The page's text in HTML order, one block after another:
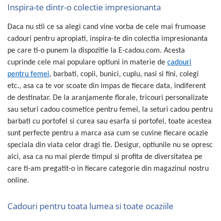
Inspira-te dintr-o colectie impresionanta
Daca nu stii ce sa alegi cand vine vorba de cele mai frumoase
cadouri pentru apropiati, inspira-te din colectia impresionanta
pe care ti-o punem la dispozitie la E-cadou.com. Acesta
cuprinde cele mai populare optiuni in materie de cadouri
pentru femei, barbati, copii, bunici, cuplu, nasi si fini, colegi
etc., asa ca te vor scoate din impas de fiecare data, indiferent
de destinatar. De la aranjamente florale, tricouri personalizate
sau seturi cadou cosmetice pentru femei, la seturi cadou pentru
barbati cu portofel si curea sau esarfa si portofel, toate acestea
sunt perfecte pentru a marca asa cum se cuvine fiecare ocazie
speciala din viata celor dragi tie. Desigur, optiunile nu se opresc
aici, asa ca nu mai pierde timpul si profita de diversitatea pe
care ti-am pregatit-o in fiecare categorie din magazinul nostru
online.
Cadouri pentru toata lumea si toate ocaziile